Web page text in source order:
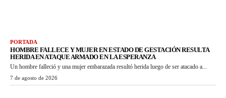
PORTADA
HOMBRE FALLECE Y MUJER EN ESTADO DE GESTACIÓN RESULTA
HERIDA EN ATAQUE ARMADO EN LA ESPERANZA
Un hombre falleció y una mujer embarazada resultó herida luego de ser atacado a...
7 de agosto de 2026